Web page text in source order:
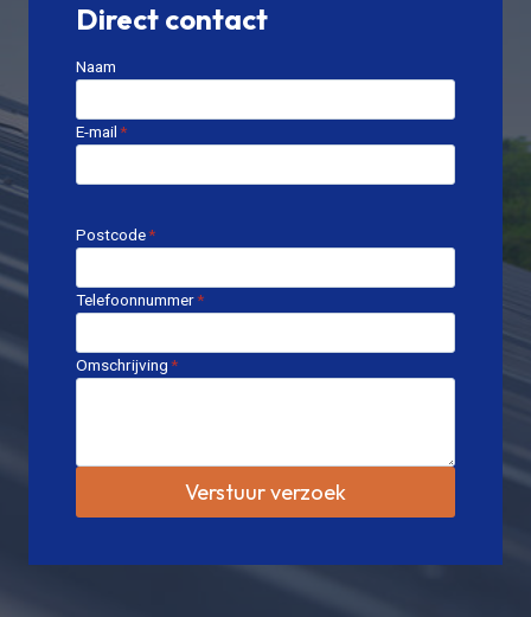
Direct contact
Naam
E-mail*
Postcode*
Telefoonnummer*
Omschrijving*
Verstuur verzoek